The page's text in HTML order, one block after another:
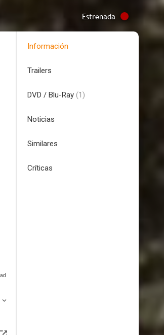
Estrenada
Información
Trailers
DVD / Blu-Ray (1)
Noticias
Similares
Críticas